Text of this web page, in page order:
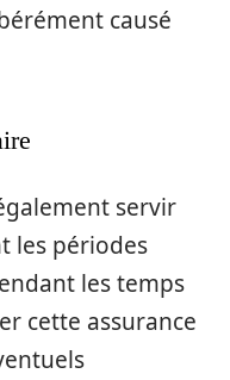
causé
servir
les périodes
les temps
cette assurance